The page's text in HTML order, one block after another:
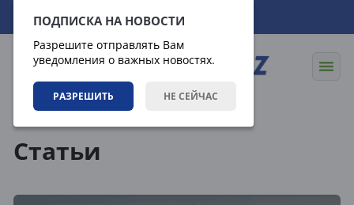
ПОДПИСКА НА НОВОСТИ
Разрешите отправлять Вам
уведомления о важных новостях.
РАЗРЕШИТЬ НЕ СЕЙЧАС
07.08.2026 05:50:36
Статьи